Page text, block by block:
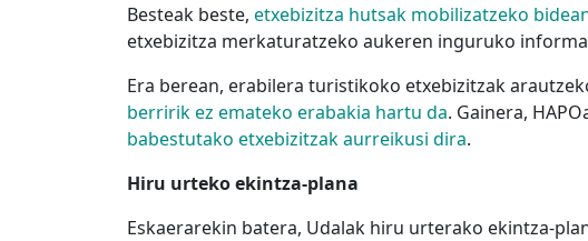
Besteak beste, etxebizitza hutsak mobilizatzeko
etxebizitza merkaturatzeko aukeren inguruko
Era berean, erabilera turistikoko etxebizitzak
berririk ez emateko erabakia hartu da. Gainera,
babestutako etxebizitzak aurreikusi dira.
Hiru urteko ekintza-plana
Eskaerarekin batera, Udalak hiru urterako ekintza-